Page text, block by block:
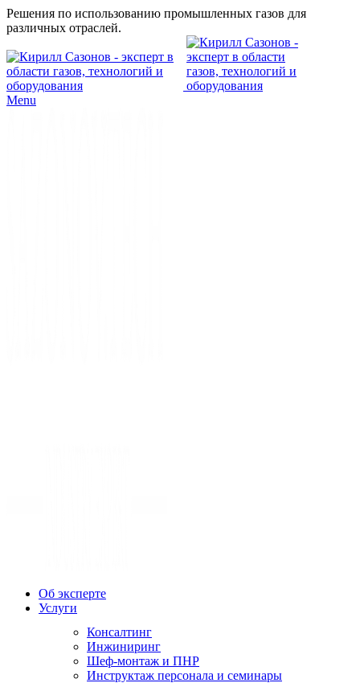
Решения по использованию промышленных газов для
различных отраслей.
Menu
Об эксперте
Услуги
Консалтинг
Инжиниринг
Шеф-монтаж и ПНР
Инструктаж персонала и семинары